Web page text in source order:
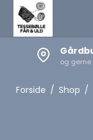
Forside / Shop /